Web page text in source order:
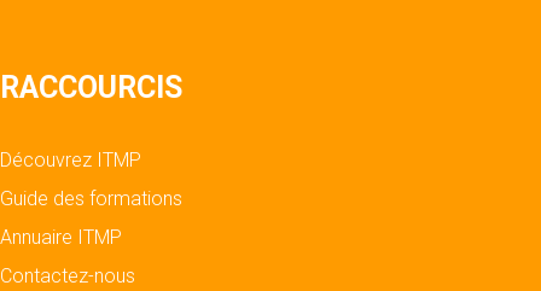
RACCOURCIS
Découvrez ITMP
Guide des formations
Annuaire ITMP
Contactez-nous